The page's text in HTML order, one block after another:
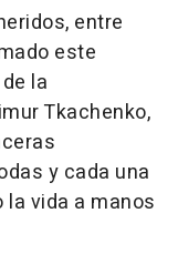
entre
este
la
Tkachenko,
y cada una
vida a manos